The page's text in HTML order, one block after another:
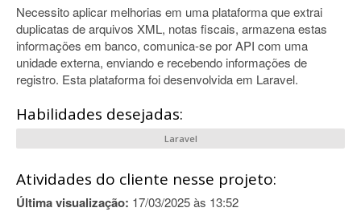
Necessito aplicar melhorias em uma plataforma que extrai
duplicatas de arquivos XML, notas fiscais, armazena estas
informações em banco, comunica-se por API com uma
unidade externa, enviando e recebendo informações de
registro. Esta plataforma foi desenvolvida em Laravel.
Habilidades desejadas:
Laravel
Atividades do cliente nesse projeto:
Última visualização: 17/03/2025 às 13:52